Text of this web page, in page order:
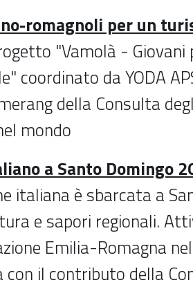
romagnoli per un
"Vamolà -
coordinato da YODA
della Consulta
mondo
a Santo Domingo
italiana è sbarcata a
e sapori regionali.
Emilia-Romagna
con il contributo della